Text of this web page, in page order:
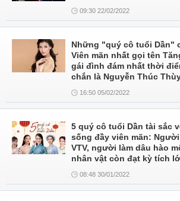
09:30 22/02/2022
Những "quý cô tuổi Dần"
Viên mãn nhất gọi tên
gái đình đám nhất thời
chắn là Nguyễn Thúc
16:50 05/02/2022
5 quý cô tuổi Dần tài sắc
sống đầy viên mãn:
VTV, người làm dâu hào
nhân vật còn đạt kỳ tích
08:48 30/01/2022